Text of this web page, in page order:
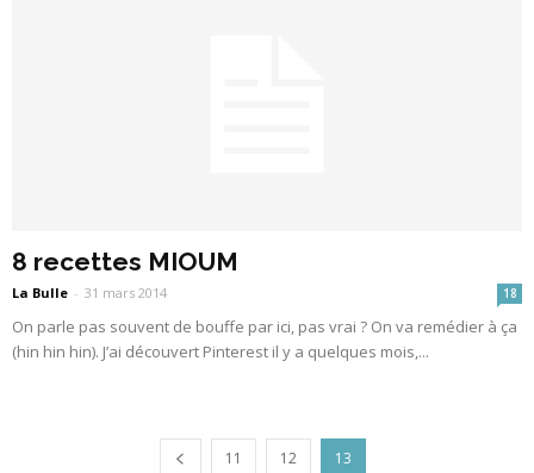
8 recettes MIOUM
La Bulle - 31 mars 2014 18
On parle pas souvent de bouffe par ici, pas vrai ? On va remédier à ça
(hin hin hin). J’ai découvert Pinterest il y a quelques mois,...
11 12 13